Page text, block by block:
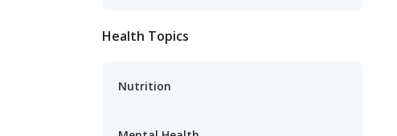
Health Topics
Nutrition